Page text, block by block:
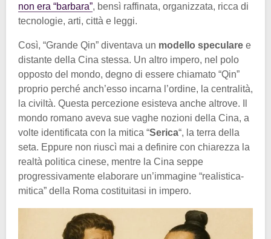
non era “barbara”, bensì raffinata, organizzata, ricca di
tecnologie, arti, città e leggi.
Così, “Grande Qin” diventava un modello speculare e
distante della Cina stessa. Un altro impero, nel polo
opposto del mondo, degno di essere chiamato “Qin”
proprio perché anch’esso incarna l’ordine, la centralità,
la civiltà. Questa percezione esisteva anche altrove. Il
mondo romano aveva sue vaghe nozioni della Cina, a
volte identificata con la mitica “Serica“, la terra della
seta. Eppure non riuscì mai a definire con chiarezza la
realtà politica cinese, mentre la Cina seppe
progressivamente elaborare un’immagine “realistica-
mitica” della Roma costituitasi in impero.